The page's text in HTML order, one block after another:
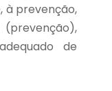
à prevenção,
de